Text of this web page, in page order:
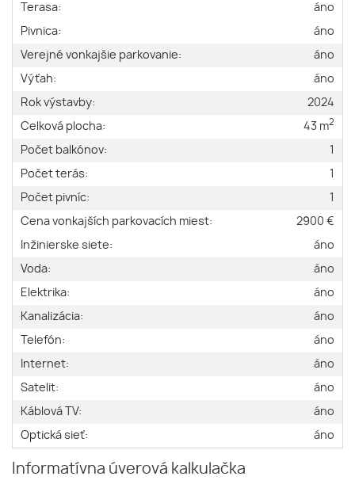
Terasa:
áno
Pivnica:
áno
Verejné vonkajšie parkovanie:
áno
Výťah:
áno
Rok výstavby:
2024
Celková plocha:
43 m2
Počet balkónov:
1
Počet terás:
1
Počet pivníc:
1
Cena vonkajších parkovacích miest:
2900 €
Inžinierske siete:
áno
Voda:
áno
Elektrika:
áno
Kanalizácia:
áno
Telefón:
áno
Internet:
áno
Satelit:
áno
Káblová TV:
áno
Optická sieť:
áno
Informatívna úverová kalkulačka